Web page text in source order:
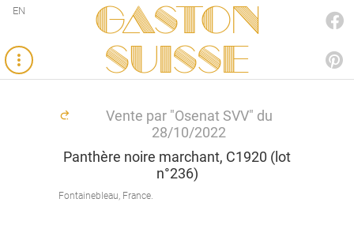
Gaston
SUISSE
EN
Vente par "Osenat SVV" du
28/10/2022
Panthère noire marchant, C1920 (lot
n°236)
Fontainebleau, France.